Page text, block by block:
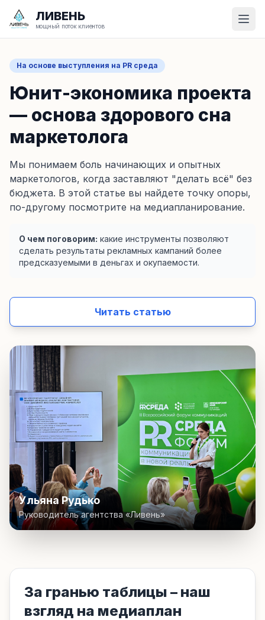
ЛИВЕНЬ
мощный поток клиентов
На основе выступления на PR среда
Юнит-экономика проекта
— основа здорового сна
маркетолога
Мы понимаем боль начинающих и опытных
маркетологов, когда заставляют "делать всё" без
бюджета. В этой статье вы найдете точку опоры,
по-другому посмотрите на медиапланирование.
О чем поговорим: какие инструменты позволяют
сделать результаты рекламных кампаний более
предсказуемыми в деньгах и окупаемости.
Читать статью
Ульяна Рудько
Руководитель агентства «Ливень»
За гранью таблицы – наш
взгляд на медиаплан